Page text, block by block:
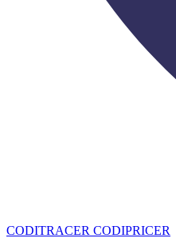
CODITRACER CODIPRICER